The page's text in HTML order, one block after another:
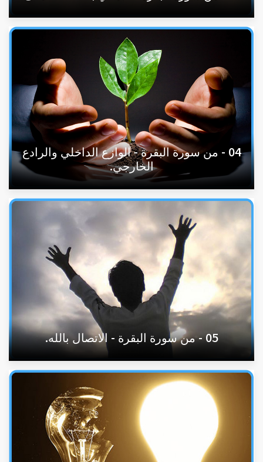
04 - من سورة البقرة - الوازع الداخلي والرادع
الخارجي.
05 - من سورة البقرة - الاتصال بالله.